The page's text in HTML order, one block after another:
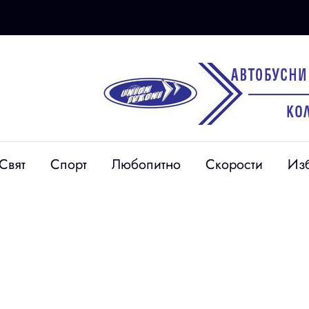
Спорт Любопитно Скорости
водосвет
Изобретателност:
Опитаха да скрият